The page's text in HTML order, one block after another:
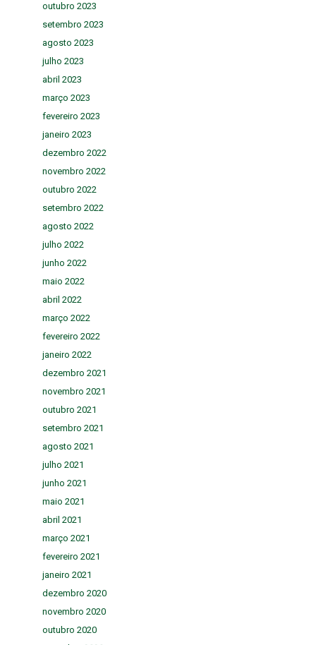
outubro 2023
setembro 2023
agosto 2023
julho 2023
abril 2023
março 2023
fevereiro 2023
janeiro 2023
dezembro 2022
novembro 2022
outubro 2022
setembro 2022
agosto 2022
julho 2022
junho 2022
maio 2022
abril 2022
março 2022
fevereiro 2022
janeiro 2022
dezembro 2021
novembro 2021
outubro 2021
setembro 2021
agosto 2021
julho 2021
junho 2021
maio 2021
abril 2021
março 2021
fevereiro 2021
janeiro 2021
dezembro 2020
novembro 2020
outubro 2020